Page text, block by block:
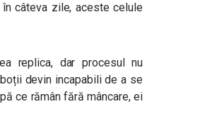
câteva zile, aceste celule
replica, dar procesul nu
devin incapabili de a se
ce rămân fără mâncare, ei